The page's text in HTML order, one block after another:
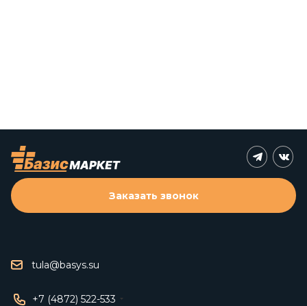
tula@basys.su
+7 (4872) 522-533
Заказать звонок